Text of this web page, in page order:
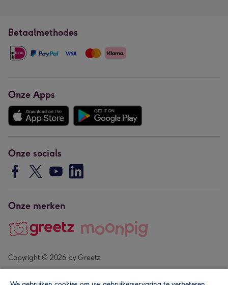
Betaalmethodes
Onze Apps
Onze socials
Onze merken
Copyright © 2026 by Greetz